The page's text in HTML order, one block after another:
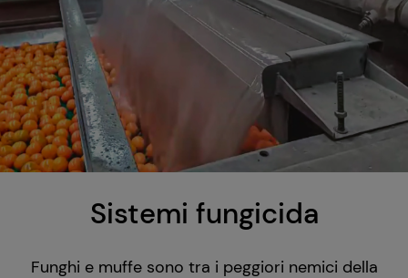
Sistemi fungicida
Funghi e muffe sono tra i peggiori nemici della